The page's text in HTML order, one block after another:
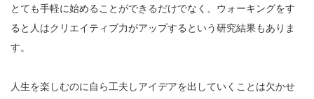
とても手軽に始めることができるだけでなく、ウォーキングをす
ると人はクリエイティブ力がアップするという研究結果もありま
す。
人生を楽しむのに自ら工夫しアイデアを出していくことは欠かせ